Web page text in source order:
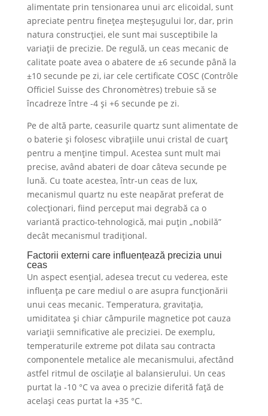
alimentate prin tensionarea unui arc elicoidal, sunt
apreciate pentru finețea meșteșugului lor, dar, prin
natura construcției, ele sunt mai susceptibile la
variații de precizie. De regulă, un ceas mecanic de
calitate poate avea o abatere de ±6 secunde până la
±10 secunde pe zi, iar cele certificate COSC (Contrôle
Officiel Suisse des Chronomètres) trebuie să se
încadreze între -4 și +6 secunde pe zi.
Pe de altă parte, ceasurile quartz sunt alimentate de
o baterie și folosesc vibrațiile unui cristal de cuarț
pentru a menține timpul. Acestea sunt mult mai
precise, având abateri de doar câteva secunde pe
lună. Cu toate acestea, într-un ceas de lux,
mecanismul quartz nu este neapărat preferat de
colecționari, fiind perceput mai degrabă ca o
variantă practico-tehnologică, mai puțin „nobilă”
decât mecanismul tradițional.
Factorii externi care influențează precizia unui
ceas
Un aspect esențial, adesea trecut cu vederea, este
influența pe care mediul o are asupra funcționării
unui ceas mecanic. Temperatura, gravitația,
umiditatea și chiar câmpurile magnetice pot cauza
variații semnificative ale preciziei. De exemplu,
temperaturile extreme pot dilata sau contracta
componentele metalice ale mecanismului, afectând
astfel ritmul de oscilație al balansierului. Un ceas
purtat la -10 °C va avea o precizie diferită față de
același ceas purtat la +35 °C.